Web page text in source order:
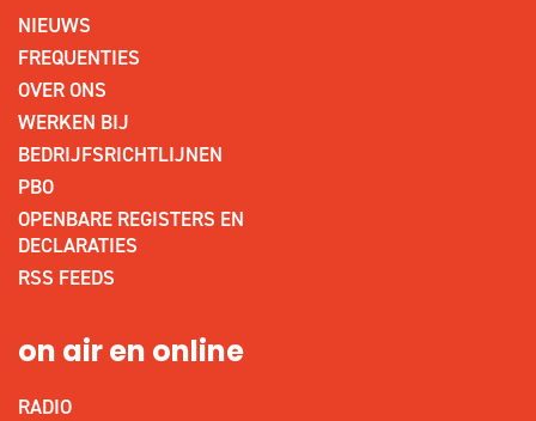
NIEUWS
FREQUENTIES
OVER ONS
WERKEN BIJ
BEDRIJFSRICHTLIJNEN
PBO
OPENBARE REGISTERS EN
DECLARATIES
RSS FEEDS
on air en online
RADIO